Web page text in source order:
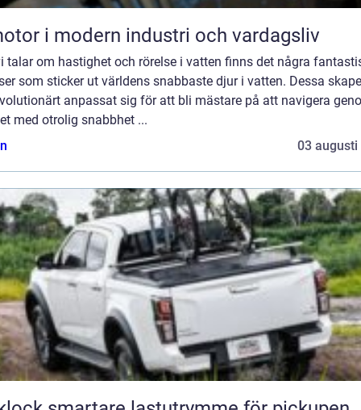
i modern industri och vardagsliv
talar om hastighet och rörelse i vatten finns det några
som sticker ut världens snabbaste djur i vatten. Dessa
anpassat sig för att bli mästare på att navigera
med otrolig snabbhet ...
03 augusti